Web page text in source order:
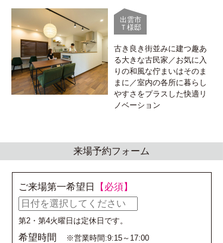
出雲市
Ｔ様邸
古き良き街並みに建つ趣あ
る大きな古民家／お気に入
りの和風な佇まいはそのま
まに／室内の各所に暮らし
やすさをプラスした快適リ
ノベーション
来場予約フォーム
ご来場第一希望日 【必須】
第2・第4火曜日は定休日です。
希望時間 ※営業時間:9:15～17:00